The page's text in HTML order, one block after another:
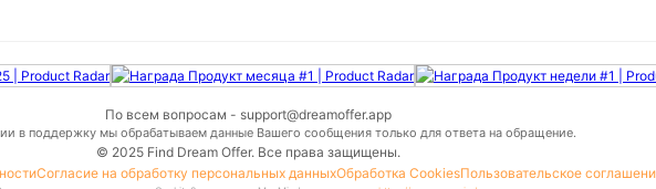
По всем вопросам - support@dreamoffer.app
в поддержку мы обрабатываем данные Вашего сообщения только для ответа на обращение.
© 2025 Find Dream Offer. Все права защищены.
Согласие на обработку персональных данныхОбработка CookiesПользовательское